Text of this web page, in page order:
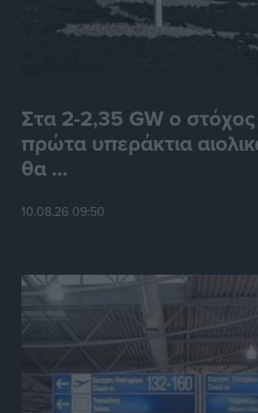
Στα 2-2,35 GW ο στόχος
πρώτα υπεράκτια
θα ...
10.08.26 09:50